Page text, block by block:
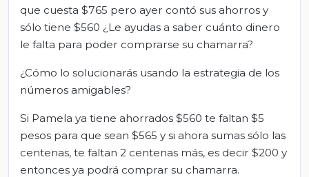
que cuesta $765 pero ayer contó sus ahorros y
sólo tiene $560 ¿Le ayudas a saber cuánto dinero
le falta para poder comprarse su chamarra?
¿Cómo lo solucionarás usando la estrategia de los
números amigables?
Si Pamela ya tiene ahorrados $560 te faltan $5
pesos para que sean $565 y si ahora sumas sólo las
centenas, te faltan 2 centenas más, es decir $200 y
entonces ya podrá comprar su chamarra.